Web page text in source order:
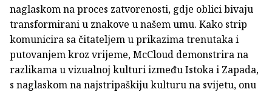
naglaskom na proces zatvorenosti, gdje oblici bivaju
transformirani u znakove u našem umu. Kako strip
komunicira sa čitateljem u prikazima trenutaka i
putovanjem kroz vrijeme, McCloud demonstrira na
razlikama u vizualnoj kulturi između Istoka i Zapada,
s naglaskom na najstripaškiju kulturu na svijetu, onu